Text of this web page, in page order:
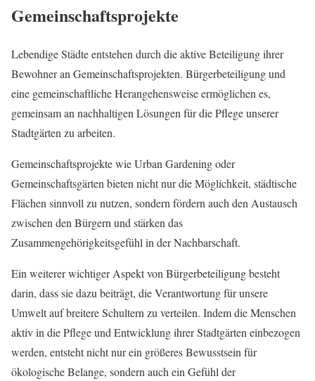
Gemeinschaftsprojekte
Lebendige Städte entstehen durch die aktive Beteiligung ihrer
Bewohner an Gemeinschaftsprojekten. Bürgerbeteiligung und
eine gemeinschaftliche Herangehensweise ermöglichen es,
gemeinsam an nachhaltigen Lösungen für die Pflege unserer
Stadtgärten zu arbeiten.
Gemeinschaftsprojekte wie Urban Gardening oder
Gemeinschaftsgärten bieten nicht nur die Möglichkeit, städtische
Flächen sinnvoll zu nutzen, sondern fördern auch den Austausch
zwischen den Bürgern und stärken das
Zusammengehörigkeitsgefühl in der Nachbarschaft.
Ein weiterer wichtiger Aspekt von Bürgerbeteiligung besteht
darin, dass sie dazu beiträgt, die Verantwortung für unsere
Umwelt auf breitere Schultern zu verteilen. Indem die Menschen
aktiv in die Pflege und Entwicklung ihrer Stadtgärten einbezogen
werden, entsteht nicht nur ein größeres Bewusstsein für
ökologische Belange, sondern auch ein Gefühl der